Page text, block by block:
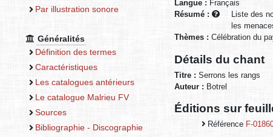
Par illustration sonore
Généralités
Définition des termes
Caractéristiques
Les catalogues antérieurs
Le catalogue Malrieu FV
Sources
Bibliographie - Discographie
Langue : Français
Résumé :
Liste des
les
Thèmes : Célébration du
Détails du chant
Titre : Serrons les rangs
Auteur : Botrel
Éditions sur
Référence F-